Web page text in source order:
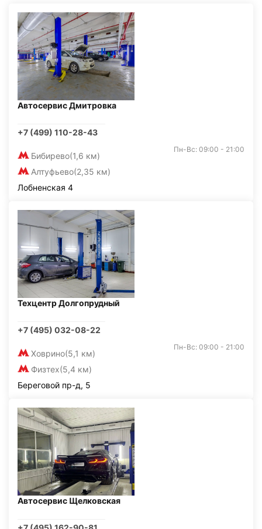
Автосервис Дмитровка
+7 (499) 110-28-43
Бибирево(1,6 км)
Алтуфьево(2,35 км)
Пн-Вс: 09:00 - 21:00
Лобненская 4
Техцентр Долгопрудный
+7 (495) 032-08-22
Ховрино(5,1 км)
Физтех(5,4 км)
Пн-Вс: 09:00 - 21:00
Береговой пр-д, 5
Автосервис Щелковская